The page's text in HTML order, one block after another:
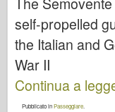
self-propelled
the Italian and
War II
Continua a
Pubblicato inPasseggiare